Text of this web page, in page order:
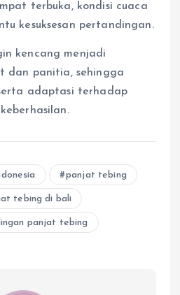
terbuka, kondisi cuaca
kesuksesan pertandingan.
kencang menjadi
panitia, sehingga
adaptasi terhadap
panjat tebing
tebing di bali
panjat tebing